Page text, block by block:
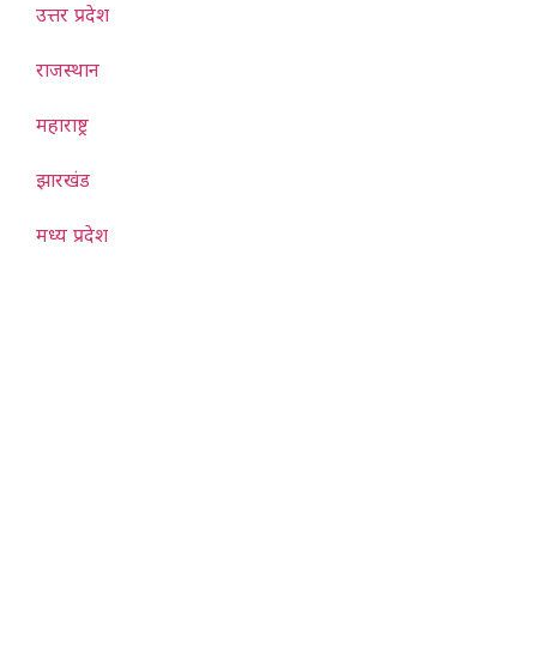
उत्तर प्रदेश
राजस्थान
महाराष्ट्र
झारखंड
मध्य प्रदेश